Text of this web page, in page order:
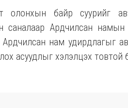
олонхын байр суурийг
саналаар Ардчилсан
нам удирдлагыг
асуудлыг хэлэлцэх товтой